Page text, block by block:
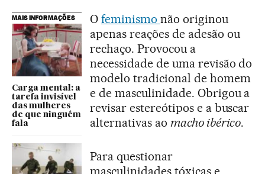
MAIS INFORMAÇÕES
Carga mental: a
tarefa invisível
das mulheres
de que ninguém
fala
O feminismo não originou
apenas reações de adesão ou
rechaço. Provocou a
necessidade de uma revisão do
modelo tradicional de homem
e de masculinidade. Obrigou a
revisar estereótipos e a buscar
alternativas ao macho ibérico.
Para questionar
masculinidades tóxicas e